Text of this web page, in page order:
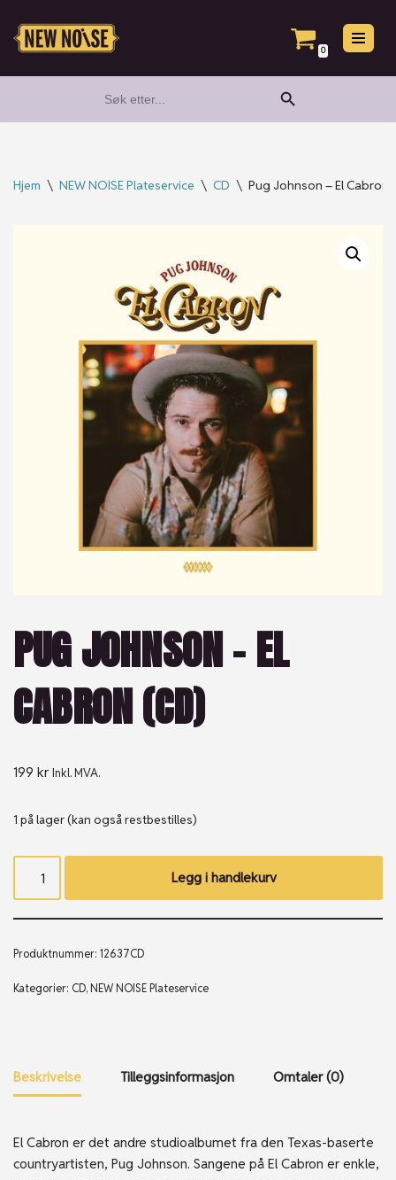
Hopp
0
for:
Search Button
Hjem \ NEW NOISE Plateservice \ CD \ Pug Johnson – El Cabron
PUG JOHNSON – EL
CABRON (CD)
199 kr Inkl. MVA.
1 på lager (kan også restbestilles)
Legg i handlekurv
Produktnummer: 12637CD
Kategorier: CD, NEW NOISE Plateservice
Beskrivelse Tilleggsinformasjon Omtaler (0)
El Cabron er det andre studioalbumet fra den Texas-baserte
countryartisten, Pug Johnson. Sangene på El Cabron er enkle,